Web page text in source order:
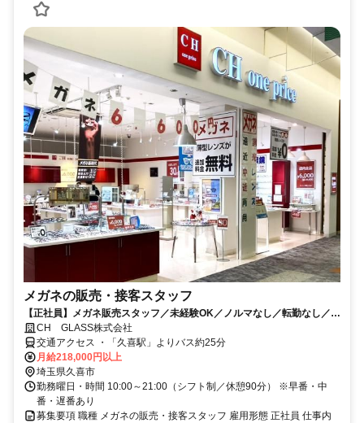
メガネの販売・接客スタッフ
【正社員】メガネ販売スタッフ／未経験OK／ノルマなし／転勤なし／モ
ラージュ菖蒲
CH GLASS株式会社
交通アクセス ・「久喜駅」よりバス約25分
月給218,000円以上
埼玉県久喜市
勤務曜日・時間 10:00～21:00（シフト制／休憩90分） ※早番・中
番・遅番あり
募集要項 職種 メガネの販売・接客スタッフ 雇用形態 正社員 仕事内